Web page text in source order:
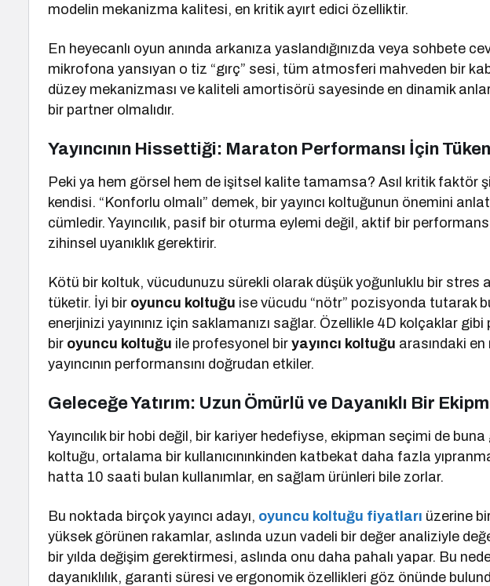
modelin mekanizma kalitesi, en kritik ayırt edici özelliktir.
En heyecanlı oyun anında arkanıza yaslandığınızda veya sohbete
mikrofona yansıyan o tiz “gırç” sesi, tüm atmosferi mahveden bir
düzey mekanizması ve kaliteli amortisörü sayesinde en dinamik
bir partner olmalıdır.
Yayıncının Hissettiği: Maraton Performansı İçin
Peki ya hem görsel hem de işitsel kalite tamamsa? Asıl kritik faktör
kendisi. “Konforlu olmalı” demek, bir yayıncı koltuğunun önemini
cümledir. Yayıncılık, pasif bir oturma eylemi değil, aktif bir
zihinsel uyanıklık gerektirir.
Kötü bir koltuk, vücudunuzu sürekli olarak düşük yoğunluklu bir stres
tüketir. İyi bir oyuncu koltuğu ise vücudu “nötr” pozisyonda tutarak
enerjinizi yayınınız için saklamanızı sağlar. Özellikle 4D kolçaklar
bir oyuncu koltuğu ile profesyonel biryayıncı koltuğu arasındaki
yayıncının performansını doğrudan etkiler.
Geleceğe Yatırım: Uzun Ömürlü ve Dayanıklı Bir
Yayıncılık bir hobi değil, bir kariyer hedefiyse, ekipman seçimi de buna
koltuğu, ortalama bir kullanıcınınkinden katbekat daha fazla
hatta 10 saati bulan kullanımlar, en sağlam ürünleri bile zorlar.
Bu noktada birçok yayıncı adayı, oyuncu koltuğu fiyatları üzerine
yüksek görünen rakamlar, aslında uzun vadeli bir değer analiziyle
bir yılda değişim gerektirmesi, aslında onu daha pahalı yapar. Bu
dayanıklılık, garanti süresi ve ergonomik özellikleri göz önünde